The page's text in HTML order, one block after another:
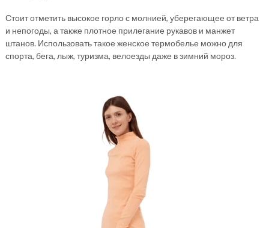
Стоит отметить высокое горло с молнией, уберегающее от ветра
и непогоды, а также плотное прилегание рукавов и манжет
штанов. Использовать такое женское термобелье можно для
спорта, бега, лыж, туризма, велоезды даже в зимний мороз.